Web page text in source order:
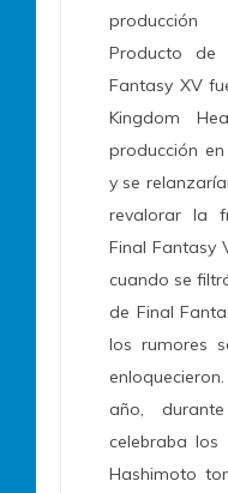
Producto de
Fantasy XV
Kingdom
producción
y se
revalorar la
Final Fantasy
cuando se
de Final
los rumores
año,
celebraba los
Hashimoto